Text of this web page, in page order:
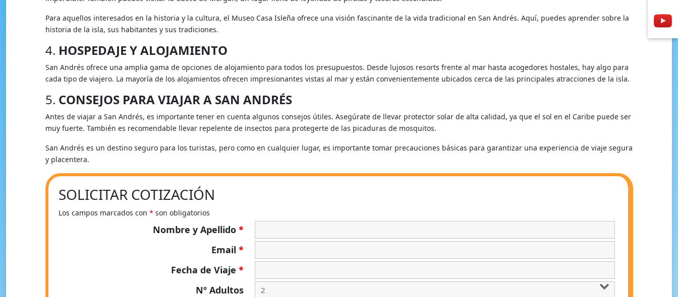
Para aquellos interesados en la historia y la cultura, el Museo Casa Isleña ofrece una visión fascinante de la vida tradicional en San Andrés. Aquí, puedes aprender sobre la
historia de la isla, sus habitantes y sus tradiciones.
4. HOSPEDAJE Y ALOJAMIENTO
San Andrés ofrece una amplia gama de opciones de alojamiento para todos los presupuestos. Desde lujosos resorts frente al mar hasta acogedores hostales, hay algo para
cada tipo de viajero. La mayoría de los alojamientos ofrecen impresionantes vistas al mar y están convenientemente ubicados cerca de las principales atracciones de la isla.
5. CONSEJOS PARA VIAJAR A SAN ANDRÉS
Antes de viajar a San Andrés, es importante tener en cuenta algunos consejos útiles. Asegúrate de llevar protector solar de alta calidad, ya que el sol en el Caribe puede ser
muy fuerte. También es recomendable llevar repelente de insectos para protegerte de las picaduras de mosquitos.
San Andrés es un destino seguro para los turistas, pero como en cualquier lugar, es importante tomar precauciones básicas para garantizar una experiencia de viaje segura
y placentera.
SOLICITAR COTIZACIÓN
Los campos marcados con * son obligatorios
Nombre y Apellido*
Email*
Fecha de Viaje*
Nº Adultos